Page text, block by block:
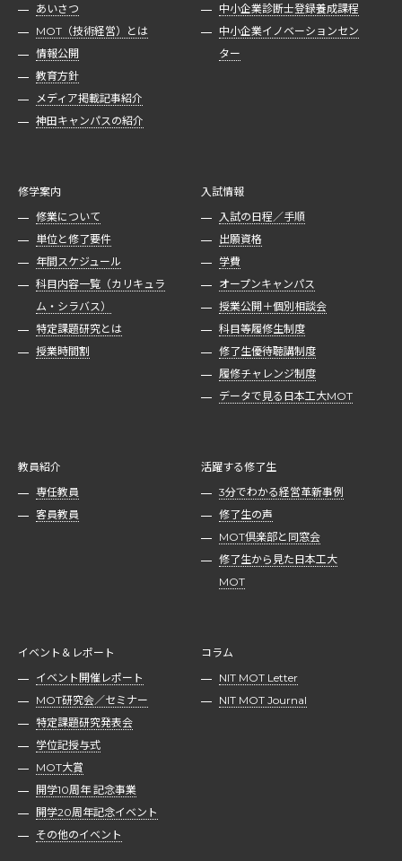
あいさつ
MOT（技術経営）とは
情報公開
教育方針
メディア掲載記事紹介
神田キャンパスの紹介
中小企業診断士登録養成課程
中小企業イノベーションセン
ター
修学案内
修業について
単位と修了要件
年間スケジュール
科目内容一覧（カリキュラ
ム・シラバス）
特定課題研究とは
授業時間割
入試情報
入試の日程／手順
出願資格
学費
オープンキャンパス
授業公開＋個別相談会
科目等履修生制度
修了生優待聴講制度
履修チャレンジ制度
データで見る日本工大MOT
教員紹介
専任教員
客員教員
活躍する修了生
3分でわかる経営革新事例
修了生の声
MOT倶楽部と同窓会
修了生から見た日本工大
MOT
イベント＆レポート
イベント開催レポート
MOT研究会／セミナー
特定課題研究発表会
学位記授与式
MOT大賞
開学10周年 記念事業
開学20周年記念イベント
その他のイベント
コラム
NIT MOT Letter
NIT MOT Journal